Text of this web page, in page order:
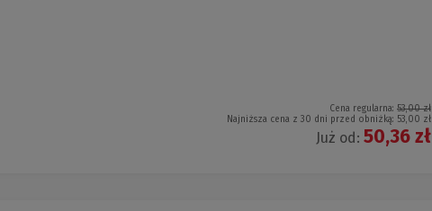
Cena regularna: 53,00 zł
Najniższa cena z 30 dni przed obniżką: 53,00 zł
Już od: 50,36 zł